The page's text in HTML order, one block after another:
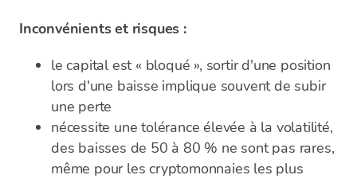
Inconvénients et risques :
le capital est « bloqué », sortir d'une position
lors d'une baisse implique souvent de subir
une perte
nécessite une tolérance élevée à la volatilité,
des baisses de 50 à 80 % ne sont pas rares,
même pour les cryptomonnaies les plus